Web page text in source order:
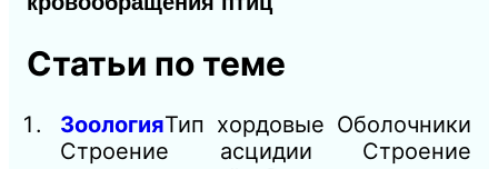
Статьи по теме
ЗоологияТип хордовые Оболочники
Строение асцидии Строение